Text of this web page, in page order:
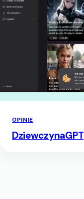
OPINIE
DziewczynaGPT